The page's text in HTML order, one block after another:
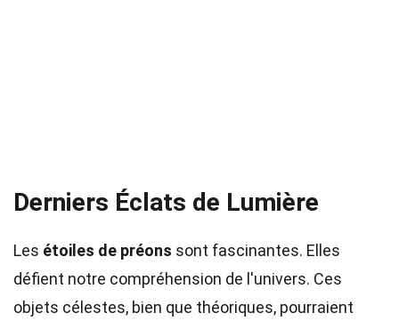
Derniers Éclats de Lumière
Les étoiles de préons sont fascinantes. Elles
défient notre compréhension de l'univers. Ces
objets célestes, bien que théoriques, pourraient